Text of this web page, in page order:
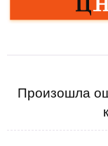
Произошла